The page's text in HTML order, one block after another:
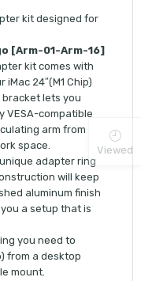
kit designed for
[Arm-01-Arm-16]
kit comes with
24″(M1 Chip)
lets you
VESA-compatible
arm from
space.
adapter ring
will keep
aluminum finish
a setup that is
you need to
from a desktop
mount.
Viewed